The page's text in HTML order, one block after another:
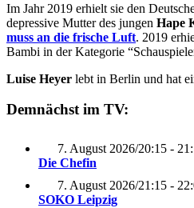
Im Jahr 2019 erhielt sie den
depressive Mutter des jungen Hape
muss an die frische Luft. 2019
Bambi in der Kategorie
Luise Heyer lebt in Berlin und hat
Demnächst im TV:
7. August 2026/20:15 -
Die Chefin
7. August 2026/21:15 -
SOKO Leipzig